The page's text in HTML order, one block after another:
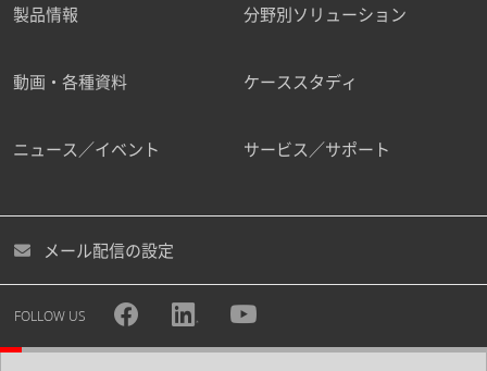
製品情報 分野別ソリューション
動画・各種資料 ケーススタディ
ニュース／イベント サービス／サポート
メール配信の設定
FOLLOW US